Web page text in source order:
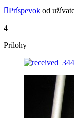
Príspevok od
4
Prílohy